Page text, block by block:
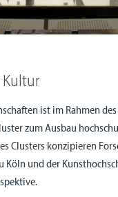
ist im Rahmen
zum Ausbau
Clusters konzipieren
Köln und der